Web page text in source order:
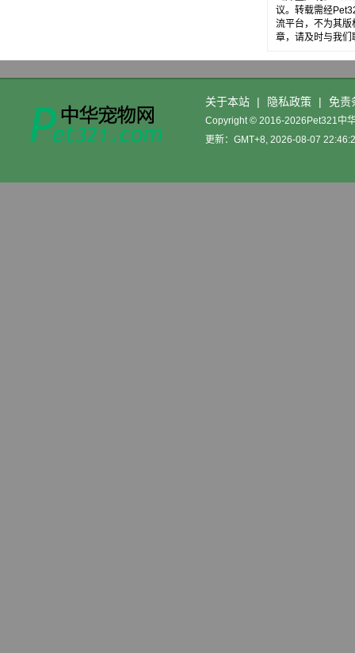
议。转载需经
流平台，不为其
章，请及时与我
关于本站 | 隐私政策 | 免责
Copyright © 2016-2026Pet321中
更新：GMT+8, 2026-08-07